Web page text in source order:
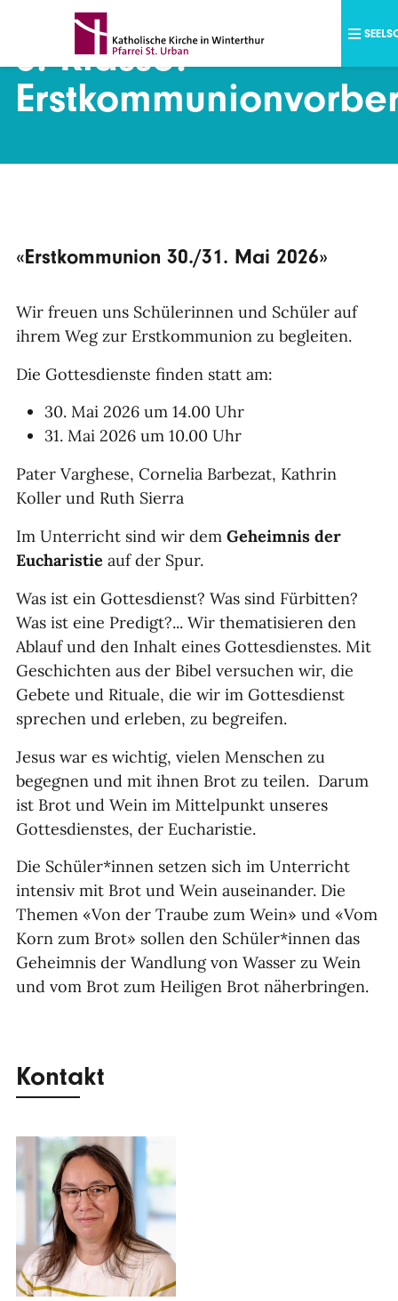
Direkt zum Inhalt
3. Klasse:
«Erstkommunion 30./31. Mai 2026»
Wir freuen uns Schülerinnen und Schüler auf
ihrem Weg zur Erstkommunion zu begleiten.
Die Gottesdienste finden statt am:
30. Mai 2026 um 14.00 Uhr
31. Mai 2026 um 10.00 Uhr
Pater Varghese, Cornelia Barbezat, Kathrin
Koller und Ruth Sierra
Im Unterricht sind wir dem Geheimnis der
Eucharistie auf der Spur.
Was ist ein Gottesdienst? Was sind Fürbitten?
Was ist eine Predigt?... Wir thematisieren den
Ablauf und den Inhalt eines Gottesdienstes. Mit
Geschichten aus der Bibel versuchen wir, die
Gebete und Rituale, die wir im Gottesdienst
sprechen und erleben, zu begreifen.
Jesus war es wichtig, vielen Menschen zu
begegnen und mit ihnen Brot zu teilen. Darum
ist Brot und Wein im Mittelpunkt unseres
Gottesdienstes, der Eucharistie.
Die Schüler*innen setzen sich im Unterricht
intensiv mit Brot und Wein auseinander. Die
Themen «Von der Traube zum Wein» und «Vom
Korn zum Brot» sollen den Schüler*innen das
Geheimnis der Wandlung von Wasser zu Wein
und vom Brot zum Heiligen Brot näherbringen.
Kontakt